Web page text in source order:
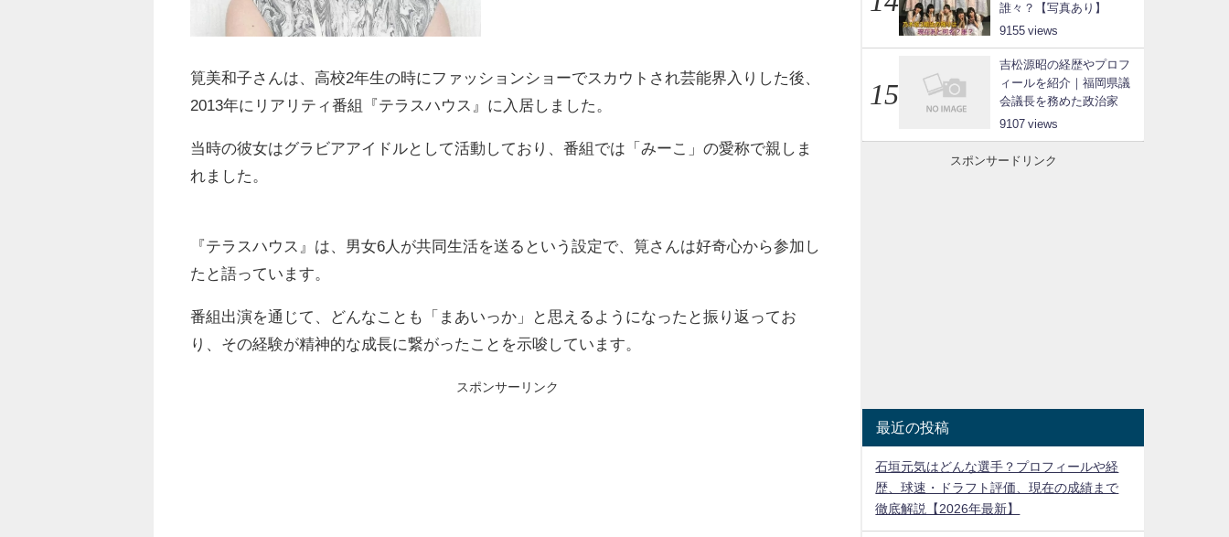
筧美和子さんは、高校2年生の時にファッションショーでスカウトされ芸能界入りした後、
2013年にリアリティ番組『テラスハウス』に入居しました。
当時の彼女はグラビアアイドルとして活動しており、番組では「みーこ」の愛称で親しま
れました。
『テラスハウス』は、男女6人が共同生活を送るという設定で、筧さんは好奇心から参加し
たと語っています。
番組出演を通じて、どんなことも「まあいっか」と思えるようになったと振り返ってお
り、その経験が精神的な成長に繋がったことを示唆しています。
スポンサーリンク
誰々？【写真あり】
9155
吉松源昭の経歴やプロフ
ィールを紹介｜福岡県議
会議長を務めた政治家
9107
スポンサードリンク
最近の投稿
石垣元気はどんな選手？プロフィールや経
歴、球速・ドラフト評価、現在の成績まで
徹底解説【2026年最新】